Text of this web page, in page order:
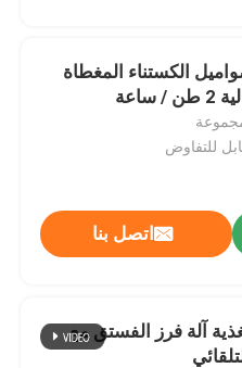
الكستناء المغطاة
ساعة
للتفاوض
اتصل بنا
تغذية آلة فرز الفستق مع